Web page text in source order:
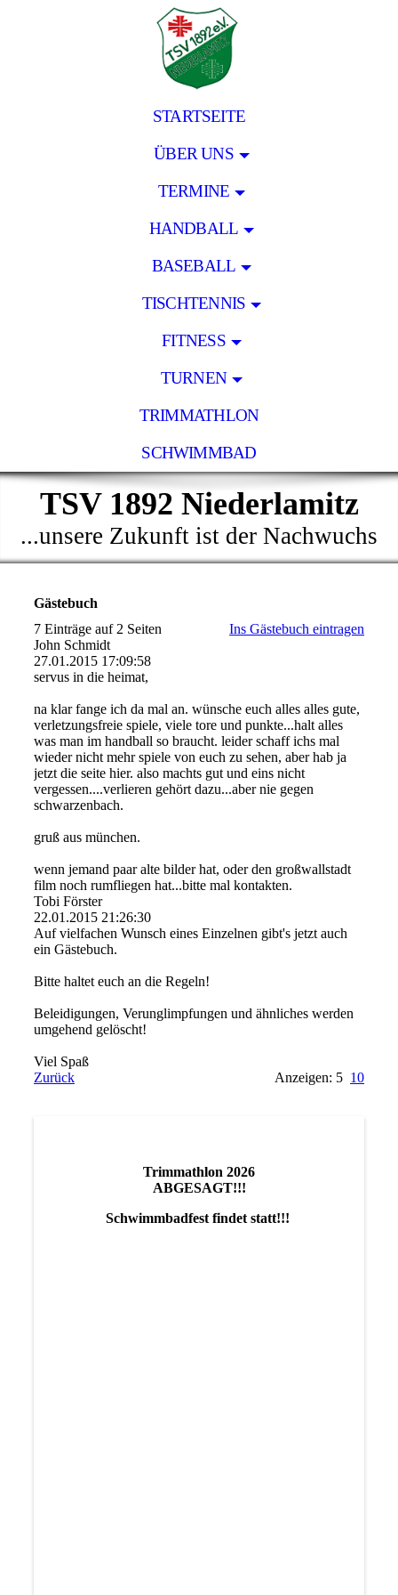
STARTSEITE
ÜBER UNS
TERMINE
HANDBALL
BASEBALL
TISCHTENNIS
FITNESS
TURNEN
TRIMMATHLON
SCHWIMMBAD
TSV 1892 Niederlamitz
...unsere Zukunft ist der Nachwuchs
Gästebuch
7 Einträge auf 2 Seiten
Ins Gästebuch eintragen
John Schmidt
27.01.2015 17:09:58
servus in die heimat,
na klar fange ich da mal an. wünsche euch alles alles gute,
verletzungsfreie spiele, viele tore und punkte...halt alles
was man im handball so braucht. leider schaff ichs mal
wieder nicht mehr spiele von euch zu sehen, aber hab ja
jetzt die seite hier. also machts gut und eins nicht
vergessen....verlieren gehört dazu...aber nie gegen
schwarzenbach.
gruß aus münchen.
wenn jemand paar alte bilder hat, oder den großwallstadt
film noch rumfliegen hat...bitte mal kontakten.
Tobi Förster
22.01.2015 21:26:30
Auf vielfachen Wunsch eines Einzelnen gibt's jetzt auch
ein Gästebuch.
Bitte haltet euch an die Regeln!
Beleidigungen, Verunglimpfungen und ähnliches werden
umgehend gelöscht!
Viel Spaß
Zurück
Anzeigen: 5 10
Trimmathlon 2026
ABGESAGT!!!
Schwimmbadfest findet statt!!!